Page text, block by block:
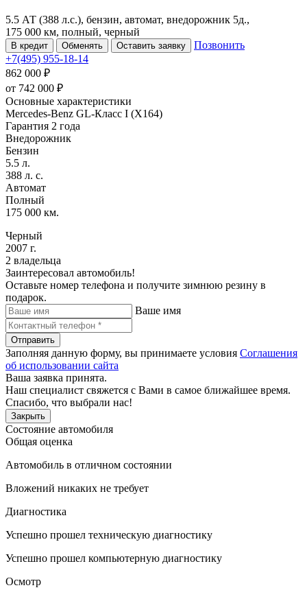
5.5 АТ (388 л.с.), бензин, автомат, внедорожник 5д.,
175 000 км, полный, черный
В кредит Обменять Оставить заявку
Позвонить
+7(495) 955-18-14
862 000 ₽
от 742 000 ₽
Основные характеристики
Mercedes-Benz GL-Класс I (X164)
Гарантия 2 года
Внедорожник
Бензин
5.5 л.
388 л. с.
Автомат
Полный
175 000 км.
Черный
2007 г.
2 владельца
Заинтересовал автомобиль!
Оставьте номер телефона и получите зимнюю резину в
подарок.
Ваше имя
Отправить
Заполняя данную форму, вы принимаете условия Соглашения
об использовании сайта
Ваша заявка принята.
Наш специалист свяжется с Вами в самое ближайшее время.
Спасибо, что выбрали нас!
Закрыть
Состояние автомобиля
Общая оценка
Автомобиль в отличном состоянии
Вложений никаких не требует
Диагностика
Успешно прошел техническую диагностику
Успешно прошел компьютерную диагностику
Осмотр